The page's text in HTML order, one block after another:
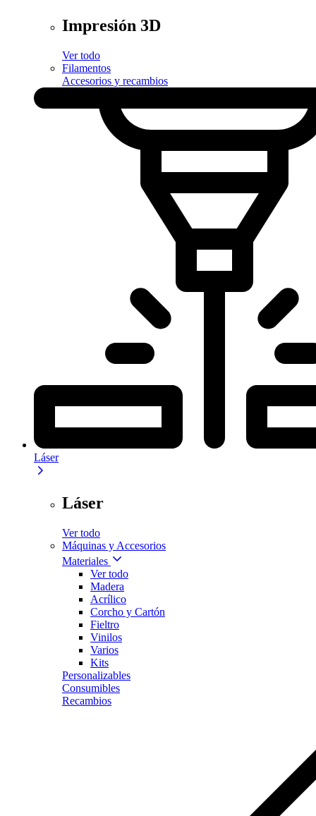
Impresión 3D
Ver todo
Filamentos
Accesorios y recambios
Láser
Láser
Ver todo
Máquinas y Accesorios
Materiales
Ver todo
Madera
Acrílico
Corcho y Cartón
Fieltro
Vinilos
Varios
Kits
Personalizables
Consumibles
Recambios